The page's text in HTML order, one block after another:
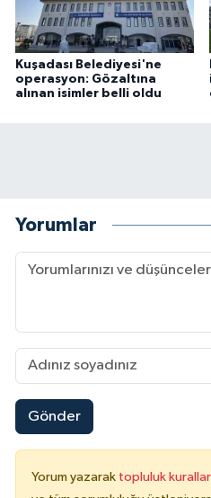
Kuşadası Belediyesi'ne
operasyon: Gözaltına
alınan isimler belli oldu
Yorumlar
Gönder
Yorum yazarak topluluk